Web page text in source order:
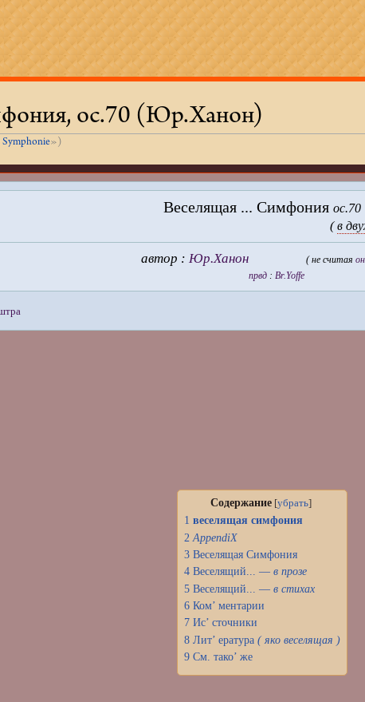
ос.70 (Юр.Ханон)
Symphonie»)
Веселящая ... Симфонияoc.70
(в
автор : Юр.Ханон ( не считая
првд :Br.Yoffe
Содержание [убрать]
1 веселящая симфония
2 AppendiX
3 Веселящая Симфония
4 Веселящий... —в прозе
5 Веселящий... —в стихах
6 Ком’ ментарии
7 Ис’ сточники
8 Лит’ ература( яко веселящая )
9 См. тако’ же